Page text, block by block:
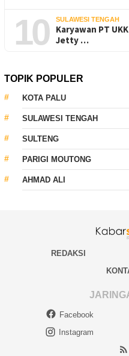
10 SULAWESI TENGAH
Karyawan PT
Jetty …
TOPIK POPULER
KOTA PALU
SULAWESI TENGAH
SULTENG
PARIGI MOUTONG
AHMAD ALI
REDAKSI
Facebook
Instagram